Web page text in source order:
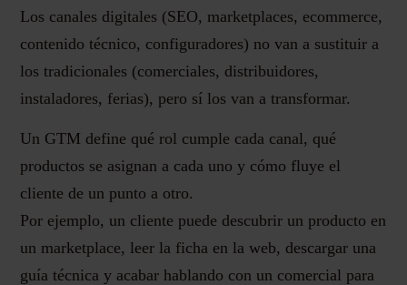
Los canales digitales (SEO, marketplaces, ecommerce,
contenido técnico, configuradores) no van a sustituir a
los tradicionales (comerciales, distribuidores,
instaladores, ferias), pero sí los van a transformar.
Un GTM define qué rol cumple cada canal, qué
productos se asignan a cada uno y cómo fluye el
cliente de un punto a otro.
Por ejemplo, un cliente puede descubrir un producto en
un marketplace, leer la ficha en la web, descargar una
guía técnica y acabar hablando con un comercial para